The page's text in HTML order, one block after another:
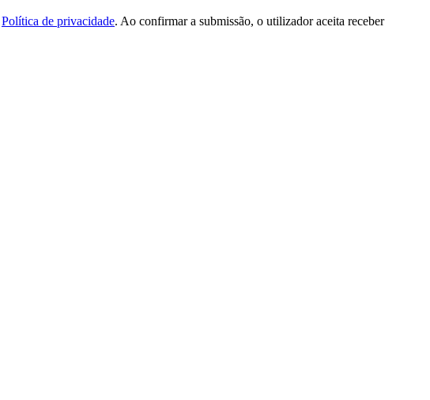
Política de privacidade. Ao confirmar a submissão, o utilizador aceita receber